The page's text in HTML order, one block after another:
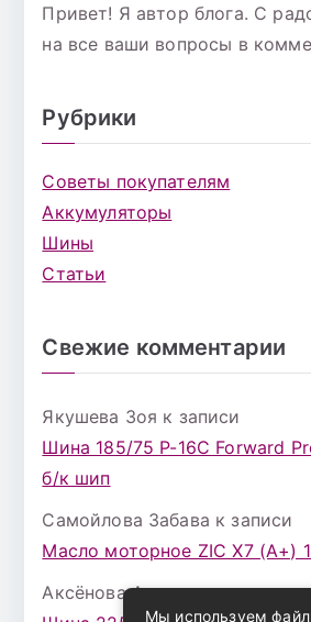
Привет! Я автор блога. С
на все ваши вопросы в
Рубрики
Советы покупателям
Аккумуляторы
Шины
Статьи
Свежие комментарии
Якушева Зоя к записи
Шина 185/75 Р-16С Forward
б/к шип
Самойлова Забава к записи
Масло моторное ZIC X7 (A+)
Аксёнова Адельк записи
Мы используем